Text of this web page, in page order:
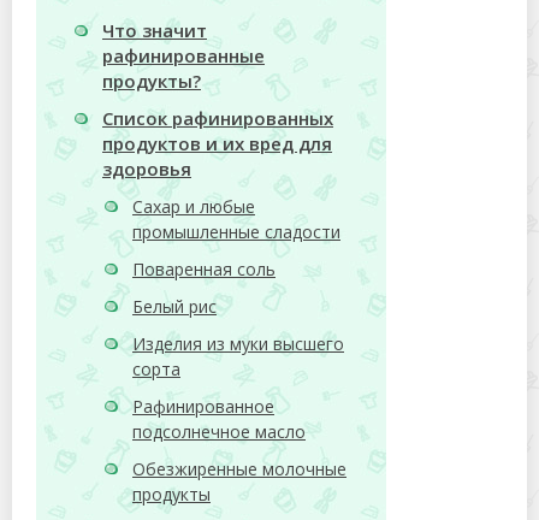
Что значит
рафинированные
продукты?
Список рафинированных
продуктов и их вред для
здоровья
Сахар и любые
промышленные сладости
Поваренная соль
Белый рис
Изделия из муки высшего
сорта
Рафинированное
подсолнечное масло
Обезжиренные молочные
продукты